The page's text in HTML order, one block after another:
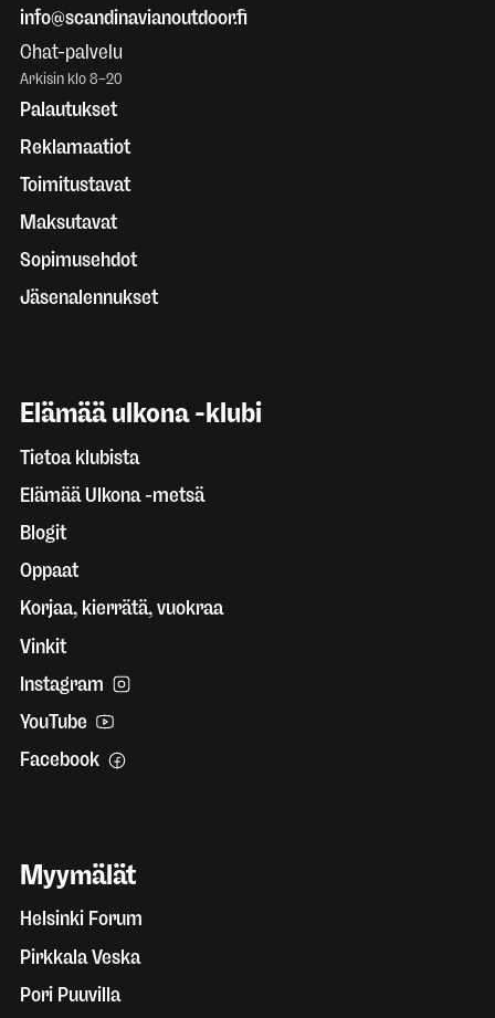
info@scandinavianoutdoor.fi
Chat-palvelu
Arkisin klo 8–20
Palautukset
Reklamaatiot
Toimitustavat
Maksutavat
Sopimusehdot
Jäsenalennukset
Elämää ulkona -klubi
Tietoa klubista
Elämää Ulkona -metsä
Blogit
Oppaat
Korjaa, kierrätä, vuokraa
Vinkit
Instagram
YouTube
Facebook
Myymälät
Helsinki Forum
Pirkkala Veska
Pori Puuvilla